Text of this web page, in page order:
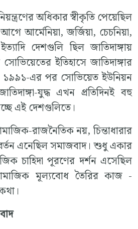
অধিকার স্বীকৃতি পেয়েছিল
আর্মেনিয়া, জর্জিয়া, চেচনিয়া,
দেশগুলি ছিল জাতিদাঙ্গায়
ইতিহাসে জাতিদাঙ্গার
১৯৯১-এর পর সোভিয়েত ইউনিয়ন
যুদ্ধ এখন প্রতিদিনই বহু
এই দেশগুলিতে।
রাজনৈতিক নয়, চিন্তাধারার
এনেছিল সমাজবাদ। শুধু একার
চাহিদা পূরণের দর্শন এসেছিল
মূল্যবোধ তৈরির কাজ -